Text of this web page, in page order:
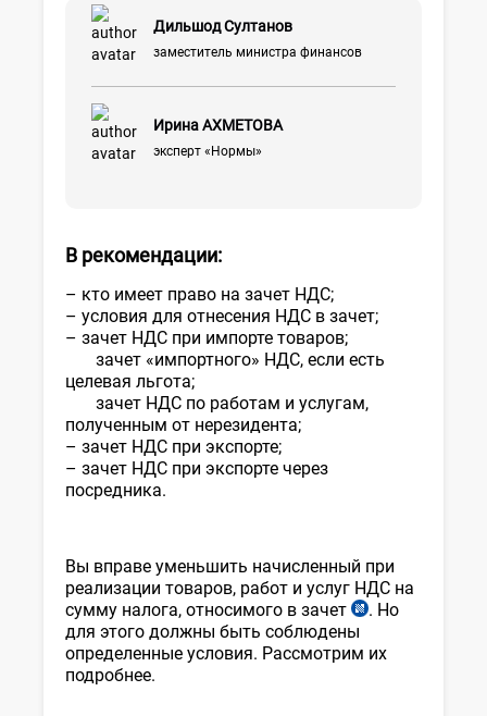
Дильшод Султанов
заместитель министра финансов
Ирина АХМЕТОВА
эксперт «Нормы»
В рекомендации:
– кто имеет право на зачет НДС;
– условия для отнесения НДС в зачет;
– зачет НДС при импорте товаров;
зачет «импортного» НДС, если есть
целевая льгота;
зачет НДС по работам и услугам,
полученным от нерезидента;
– зачет НДС при экспорте;
– зачет НДС при экспорте через
посредника.
Вы вправе уменьшить начисленный при
реализации товаров, работ и услуг НДС на
сумму налога, относимого в зачет
ст.
224
НК
. Но
для этого должны быть соблюдены
определенные условия. Рассмотрим их
подробнее.